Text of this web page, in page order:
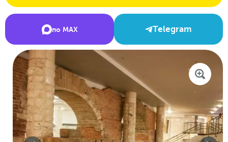
по MAX Telegram